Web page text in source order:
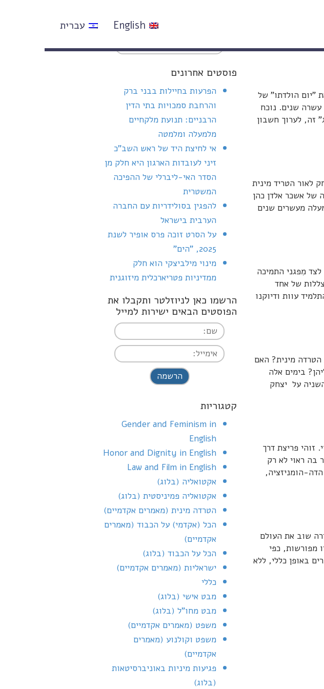
עברית English
"יום הולדתו" של
שנים. נוכח
זה, לערוך חשבון
היום עיתון הארץ, כמעט בעל כרחו, על "עדויות בערוץ 10 כי יצחק לאור הטריד מינית
של אשכר אלדן כהן
מעשרים שנים
מִפגני התמיכה
של אחד
עוות ודיוקנו
מינית? האם
בימים אלה
על יצחק
שסחר באישה 2.5 מליון שקל פיצוי. זוהי פריצת דרך
בה ראוי לא רק
הומניזציה,
שוב את העולם
מפורשות, כפי
באופן כללי, ללא
פוסטים אחרונים
הפרעות בחיילות בבני ברק
והרחבת סמכויות בתי הדין
הרבניים: תנועת מלקחיים
מלמעלה ומלמטה
אי לחיצת היד של ראש השב"כ
זיני לעובדות הארגון היא חלק מן
הסדר האי-ליברלי של ההפיכה
המשטרית
להפגין בסולידריות עם החברה
הערבית בישראל
על הסרט זוכה פרס אופיר לשנת
2025, "הים"
מינוי מילביצקי הוא חלק
ממדיניות פטריארכלית מיזוגנית
הרשמו כאן לניוזלטר ותקבלו את
הפוסטים הבאים ישירות למייל
I agree terms and
קטגוריות
Gender and Feminism in
English
Honor and Dignity in English
Law and Film in English
אקטואליה (בלוג)
אקטואליה פמיניסטית (בלוג)
הטרדה מינית (מאמרים אקדמיים)
הכל (אקדמי) על הכבוד (מאמרים
אקדמיים)
הכל על הכבוד (בלוג)
ישראליות (מאמרים אקדמיים)
כללי
מבט אישי (בלוג)
מבט מחו"ל (בלוג)
משפט (מאמרים אקדמיים)
משפט וקולנוע (מאמרים
אקדמיים)
פגיעות מיניות באוניברסיטאות
(בלוג)